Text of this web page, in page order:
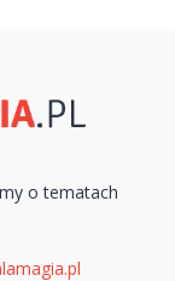
o tematach